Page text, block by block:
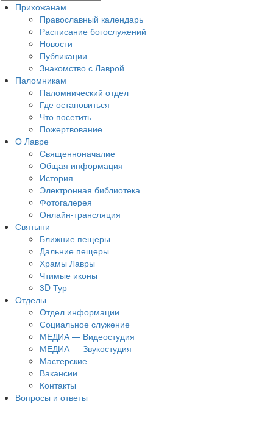
Прихожанам
Православный календарь
Расписание богослужений
Новости
Публикации
Знакомство с Лаврой
Паломникам
Паломнический отдел
Где остановиться
Что посетить
Пожертвование
О Лавре
Священноначалие
Общая информация
История
Электронная библиотека
Фотогалерея
Онлайн-трансляция
Святыни
Ближние пещеры
Дальние пещеры
Храмы Лавры
Чтимые иконы
3D Тур
Отделы
Отдел информации
Социальное служение
МЕДИА — Видеостудия
МЕДИА — Звукостудия
Мастерские
Вакансии
Контакты
Вопросы и ответы